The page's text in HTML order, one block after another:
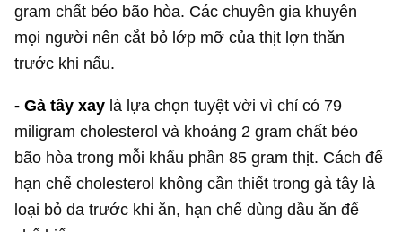
gram chất béo bão hòa. Các chuyên gia khuyên
mọi người nên cắt bỏ lớp mỡ của thịt lợn thăn
trước khi nấu.
- Gà tây xay là lựa chọn tuyệt vời vì chỉ có 79
miligram cholesterol và khoảng 2 gram chất béo
bão hòa trong mỗi khẩu phần 85 gram thịt. Cách để
hạn chế cholesterol không cần thiết trong gà tây là
loại bỏ da trước khi ăn, hạn chế dùng dầu ăn để